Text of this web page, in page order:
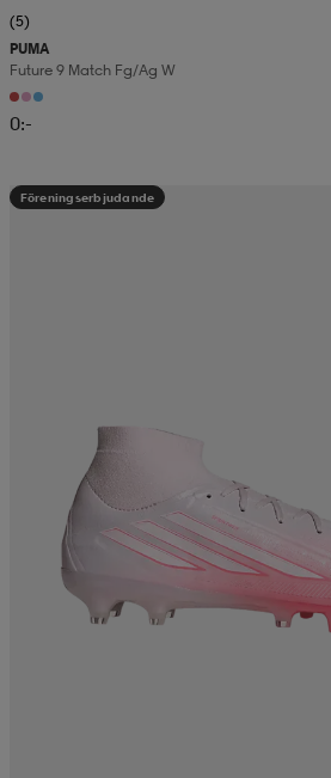
(5)
PUMA
Future 9 Match Fg/ag W
0:-
Föreningserbjudande